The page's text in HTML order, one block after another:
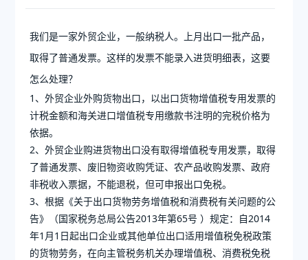
我们是一家外贸企业，一般纳税人。上月出口一批产品，
取得了普通发票。这样的发票不能录入进货明细表，这要
怎么处理？
1、外贸企业外购货物出口，以出口货物增值税专用发票的
计税金额和海关进口增值税专用缴款书注明的完税价格为
依据。
2、外贸企业购进货物出口没有取得增值税专用发票，取得
了普通发票、废旧物资收购凭证、农产品收购发票、政府
非税收入票据，不能退税，但可申报出口免税。
3、根据《关于出口货物劳务增值税和消费税有关问题的公
告》（国家税务总局公告2013年第65号 ）规定：自2014
年1月1日起出口企业或其他单位出口适用增值税免税政策
的货物劳务，在向主管税务机关办理增值税、消费税免税